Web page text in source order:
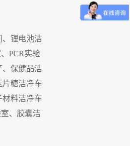
锂电池洁
PCR实验
保健品洁
糖洁净车
材料洁净车
、胶囊洁